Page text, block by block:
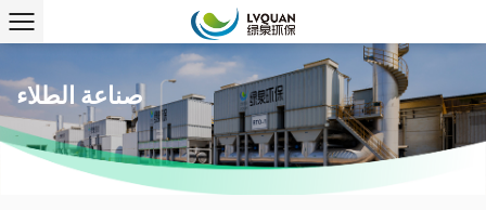
صناعة الطلاء